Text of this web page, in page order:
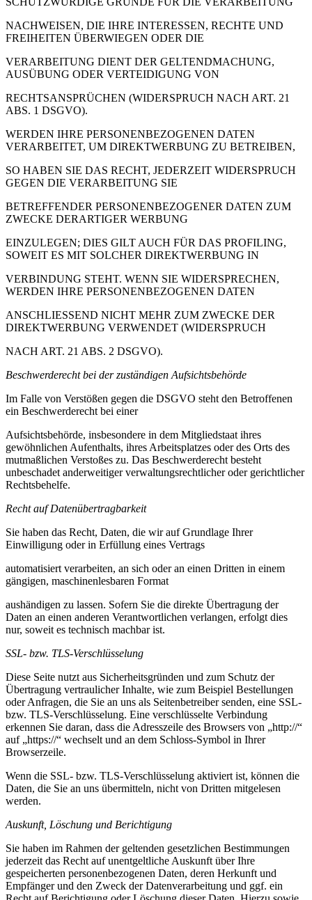
NACHWEISEN, DIE IHRE INTERESSEN, RECHTE UND
FREIHEITEN ÜBERWIEGEN ODER DIE
VERARBEITUNG DIENT DER GELTENDMACHUNG,
AUSÜBUNG ODER VERTEIDIGUNG VON
RECHTSANSPRÜCHEN (WIDERSPRUCH NACH ART. 21
ABS. 1 DSGVO).
WERDEN IHRE PERSONENBEZOGENEN DATEN
VERARBEITET, UM DIREKTWERBUNG ZU BETREIBEN,
SO HABEN SIE DAS RECHT, JEDERZEIT WIDERSPRUCH
GEGEN DIE VERARBEITUNG SIE
BETREFFENDER PERSONENBEZOGENER DATEN ZUM
ZWECKE DERARTIGER WERBUNG
EINZULEGEN; DIES GILT AUCH FÜR DAS PROFILING,
SOWEIT ES MIT SOLCHER DIREKTWERBUNG IN
VERBINDUNG STEHT. WENN SIE WIDERSPRECHEN,
WERDEN IHRE PERSONENBEZOGENEN DATEN
ANSCHLIESSEND NICHT MEHR ZUM ZWECKE DER
DIREKTWERBUNG VERWENDET (WIDERSPRUCH
NACH ART. 21 ABS. 2 DSGVO).
Beschwerderecht bei der zuständigen Aufsichtsbehörde
Im Falle von Verstößen gegen die DSGVO steht den Betroffenen
ein Beschwerderecht bei einer
Aufsichtsbehörde, insbesondere in dem Mitgliedstaat ihres
gewöhnlichen Aufenthalts, ihres Arbeitsplatzes oder des Orts des
mutmaßlichen Verstoßes zu. Das Beschwerderecht besteht
unbeschadet anderweitiger verwaltungsrechtlicher oder gerichtlicher
Rechtsbehelfe.
Recht auf Datenübertragbarkeit
Sie haben das Recht, Daten, die wir auf Grundlage Ihrer
Einwilligung oder in Erfüllung eines Vertrags
automatisiert verarbeiten, an sich oder an einen Dritten in einem
gängigen, maschinenlesbaren Format
aushändigen zu lassen. Sofern Sie die direkte Übertragung der
Daten an einen anderen Verantwortlichen verlangen, erfolgt dies
nur, soweit es technisch machbar ist.
SSL- bzw. TLS-Verschlüsselung
Diese Seite nutzt aus Sicherheitsgründen und zum Schutz der
Übertragung vertraulicher Inhalte, wie zum Beispiel Bestellungen
oder Anfragen, die Sie an uns als Seitenbetreiber senden, eine SSL-
bzw. TLS-Verschlüsselung. Eine verschlüsselte Verbindung
erkennen Sie daran, dass die Adresszeile des Browsers von „http://“
auf „https://“ wechselt und an dem Schloss-Symbol in Ihrer
Browserzeile.
Wenn die SSL- bzw. TLS-Verschlüsselung aktiviert ist, können die
Daten, die Sie an uns übermitteln, nicht von Dritten mitgelesen
werden.
Auskunft, Löschung und Berichtigung
Sie haben im Rahmen der geltenden gesetzlichen Bestimmungen
jederzeit das Recht auf unentgeltliche Auskunft über Ihre
gespeicherten personenbezogenen Daten, deren Herkunft und
Empfänger und den Zweck der Datenverarbeitung und ggf. ein